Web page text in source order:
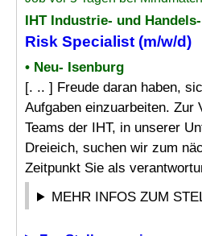
IHT Industrie- und
Risk Specialist (m/w/d)
• Neu- Isenburg
[. .. ] Freude daran haben,
Aufgaben einzuarbeiten. Zur
Teams der IHT, in unserer
Dreieich, suchen wir zum
Zeitpunkt Sie als
MEHR INFOS ZUM